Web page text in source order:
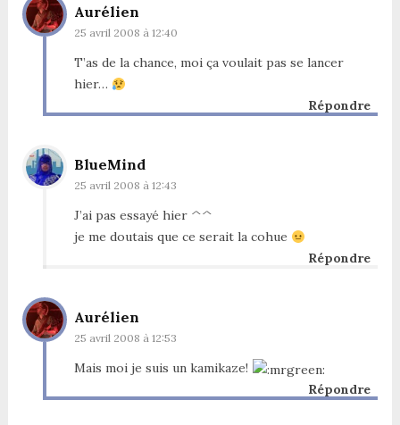
Aurélien
25 avril 2008 à 12:40
T’as de la chance, moi ça voulait pas se lancer
hier…
Répondre
BlueMind
25 avril 2008 à 12:43
J’ai pas essayé hier ^^
je me doutais que ce serait la cohue
Répondre
Aurélien
25 avril 2008 à 12:53
Mais moi je suis un kamikaze!
Répondre